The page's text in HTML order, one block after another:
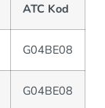
ATC Kod
G04BE08
G04BE08